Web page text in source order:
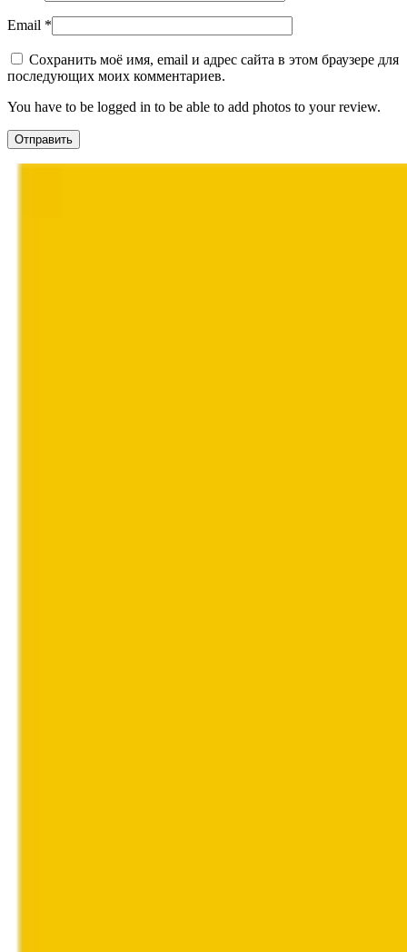
Email *
Сохранить моё имя, email и адрес сайта в этом браузере для
последующих моих комментариев.
You have to be logged in to be able to add photos to your review.